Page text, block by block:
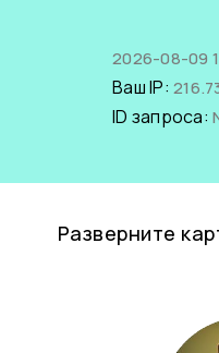
2026-08-09
Ваш IP:
ID запроса:
Разверните